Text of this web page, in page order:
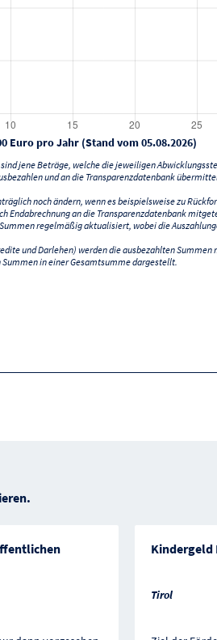
Euro pro Jahr (Stand vom 05.08.2026)
jene Beträge, welche die jeweiligen
und an die Transparenzdatenbank
noch ändern, wenn es beispielsweise zu
Endabrechnung an die Transparenzdatenbank
regelmäßig aktualisiert, wobei die
und Darlehen) werden die ausbezahlten Summen
in einer Gesamtsumme dargestellt.
Kindergeld
Tirol